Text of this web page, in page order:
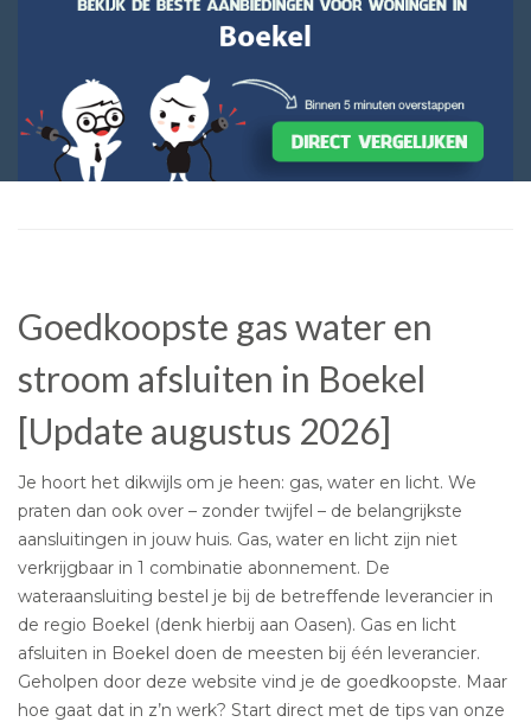
Goedkoopste gas water en
stroom afsluiten in Boekel
[Update augustus 2026]
Je hoort het dikwijls om je heen: gas, water en licht. We
praten dan ook over – zonder twijfel – de belangrijkste
aansluitingen in jouw huis. Gas, water en licht zijn niet
verkrijgbaar in 1 combinatie abonnement. De
wateraansluiting bestel je bij de betreffende leverancier in
de regio Boekel (denk hierbij aan Oasen). Gas en licht
afsluiten in Boekel doen de meesten bij één leverancier.
Geholpen door deze website vind je de goedkoopste. Maar
hoe gaat dat in z’n werk? Start direct met de tips van onze